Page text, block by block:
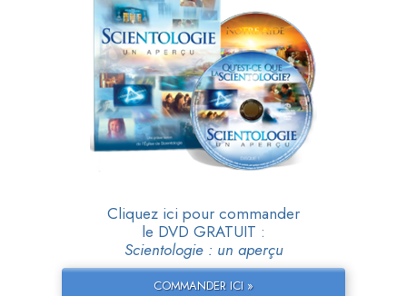
Cliquez ici pour commander
le DVD GRATUIT :
Scientologie : un aperçu
COMMANDER ICI »